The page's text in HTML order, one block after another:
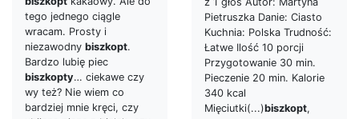
Pietruszka Danie: Ciasto
Kuchnia: Polska Trudność:
Łatwe Ilość 10 porcji
Przygotowanie 30 min.
Pieczenie 20 min. Kalorie
340 kcal
Mięciutki(...)biszkopt,
tego jednego ciągle
wracam. Prosty i
niezawodny biszkopt.
Bardzo lubię piec
biszkopty… ciekawe czy
wy też? Nie wiem co
bardziej mnie kręci, czy